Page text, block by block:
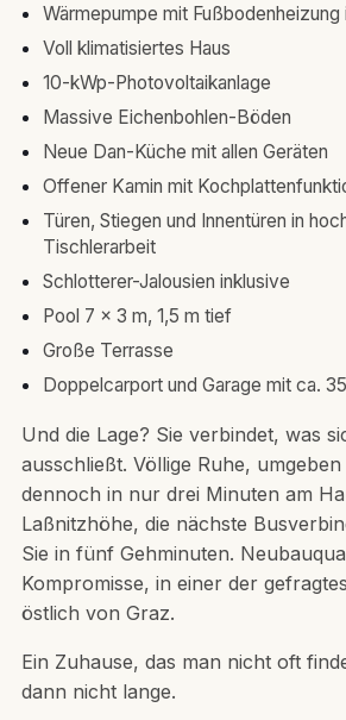
Wärmepumpe mit Fußbodenheizung
Voll klimatisiertes Haus
10-kWp-Photovoltaikanlage
Massive Eichenbohlen-Böden
Neue Dan-Küche mit allen Geräten
Offener Kamin mit
Türen, Stiegen und Innentüren in
Tischlerarbeit
Schlotterer-Jalousien inklusive
Pool 7 × 3 m, 1,5 m tief
Große Terrasse
Doppelcarport und Garage mit ca.
Und die Lage? Sie verbindet, was
ausschließt. Völlige Ruhe,
dennoch in nur drei Minuten am
Laßnitzhöhe, die nächste
Sie in fünf Gehminuten.
Kompromisse, in einer der
östlich von Graz.
Ein Zuhause, das man nicht oft
dann nicht lange.